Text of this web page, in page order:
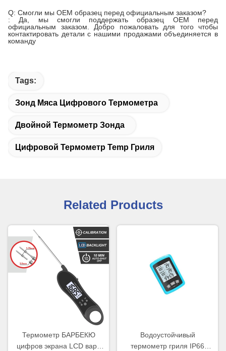
Q: Смогли мы OEM образец перед официальным заказом?
: Да, мы смогли поддержать образец OEM перед
официальным заказом. Добро пожаловать для того чтобы
контактировать детали с нашими продажами объединяется в
команду
Tags:
Зонд Мяса Цифрового Термометра
Двойной Термометр Зонда
Цифровой Термометр Temp Гриля
Related Products
Термометр БАРБЕКЮ
цифров экрана LCD варя
Водоустойчивый
термометр гриля IP66